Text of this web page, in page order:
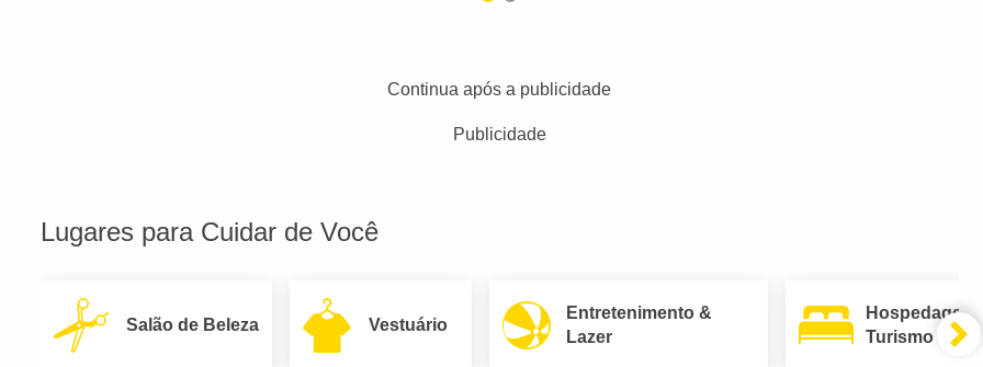
Continua após a publicidade
Publicidade
Lugares para Cuidar de Você
Salão de Beleza Vestuário
Entretenimento &
Lazer
Hospedagem
Turismo